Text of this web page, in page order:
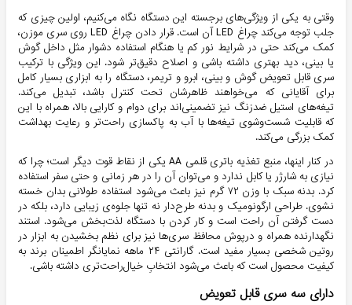
وقتی به یکی از ویژگی‌های برجسته این دستگاه نگاه می‌کنیم، اولین چیزی که
جلب توجه می‌کند چراغ LED آن است. قرار دادن چراغ LED روی سری موزن،
کمک می‌کند حتی در شرایط نور کم یا هنگام استفاده دشوار مثل داخل گوش
یا بینی، دید بهتری داشته باشی و اصلاح دقیق‌تر شود. این ویژگی با ترکیب
سری قابل تعویض گوش و بینی، ابرو و تریمر، دستگاه را به ابزاری بسیار کامل
برای آقایانی که می‌خواهند ظاهرشان تحت کنترل باشد، تبدیل می‌کند.
تیغه‌های استیل ضدزنگ نیز تضمینی‌اند برای دوام و کارایی بالا، همراه با این
که قابلیت شست‌وشوی تیغه‌ها با آب به پاکسازی راحت‌تر و رعایت بهداشت
کمک بزرگی می‌کند.
در کنار اینها، منبع تغذیه باتری قلمی AA یکی از نقاط قوت دیگر است؛ چرا که
نیازی به شارژر یا کابل ندارد و می‌توان آن را در هر زمانی و حتی سفر استفاده
کرد. بدنه سبک با وزن ۷۲ گرم نیز باعث می‌شود استفاده طولانی بدان خسته
نشوی. طراحی ارگونومیک و بدنه طرح‌دار نه تنها جلوه‌ی زیبایی دارد، بلکه در
دست گرفتن آن راحت است و کار کردن با دستگاه لذت‌بخش می‌شود. استند
نگهدارنده همراه و درپوش محافظ سری‌ها نیز برای نظم بخشیدن به ابزار در
روتین شخصی بسیار مفید است. گارانتی ۲۴ ماهه نمایانگر اطمینان برند به
کیفیت محصول است که باعث می‌شود انتخابِ خیال‌راحت‌تری داشته باشی.
دارای سه سری قابل تعویض